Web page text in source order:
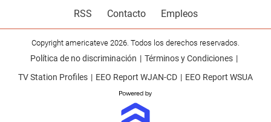
RSS
Contacto Empleos
Copyright americateve 2026. Todos los derechos reservados.
Política de no discriminación
Términos y Condiciones
TV Station Profiles
EEO Report WJAN-CD EEO Report WSUA